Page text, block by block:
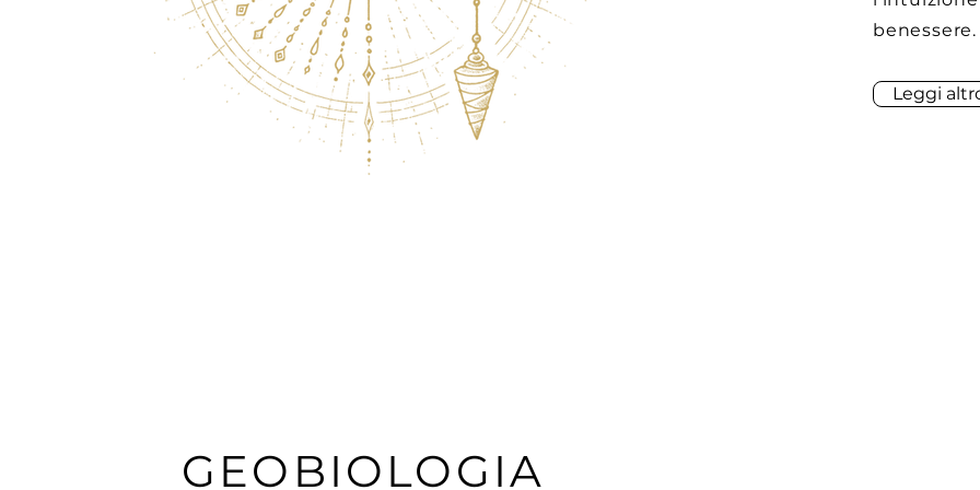
benessere.
Leggi
GEOBIOLOGIA